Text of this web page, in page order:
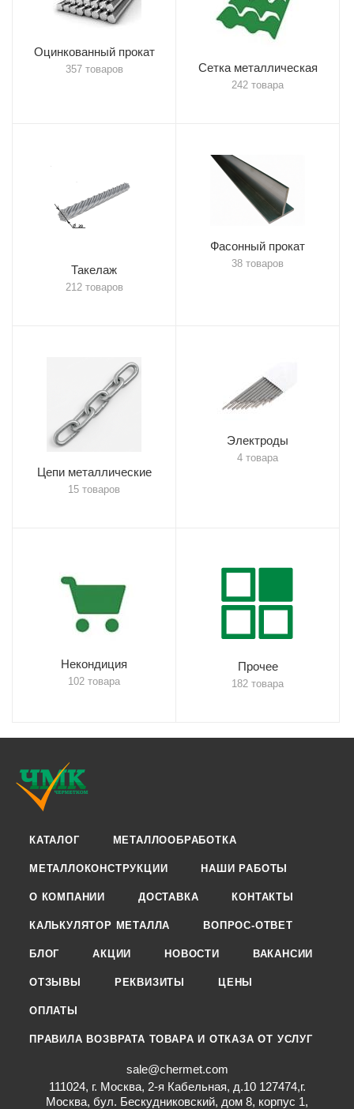
Оцинкованный прокат
357 товаров Сетка металлическая
242 товара
Такелаж
212 товаров
Фасонный прокат
38 товаров
Цепи металлические
15 товаров
Электроды
4 товара
Некондиция
102 товара
Прочее
182 товара
КАТАЛОГ МЕТАЛЛООБРАБОТКА
МЕТАЛЛОКОНСТРУКЦИИ НАШИ РАБОТЫ
О КОМПАНИИ ДОСТАВКА КОНТАКТЫ
КАЛЬКУЛЯТОР МЕТАЛЛА ВОПРОС-ОТВЕТ
БЛОГ АКЦИИ НОВОСТИ ВАКАНСИИ
ОТЗЫВЫ РЕКВИЗИТЫ ЦЕНЫ
ОПЛАТЫ
ПРАВИЛА ВОЗВРАТА ТОВАРА И ОТКАЗА ОТ УСЛУГ
sale@chermet.com
111024, г. Москва, 2-я Кабельная, д.10 127474,г.
Москва, бул. Бескудниковский, дом 8, корпус 1,